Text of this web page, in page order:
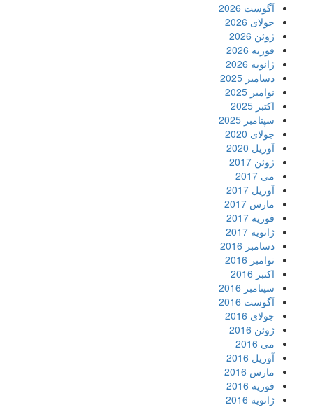
آگوست 2026
جولای 2026
ژوئن 2026
فوریه 2026
ژانویه 2026
دسامبر 2025
نوامبر 2025
اکتبر 2025
سپتامبر 2025
جولای 2020
آوریل 2020
ژوئن 2017
می 2017
آوریل 2017
مارس 2017
فوریه 2017
ژانویه 2017
دسامبر 2016
نوامبر 2016
اکتبر 2016
سپتامبر 2016
آگوست 2016
جولای 2016
ژوئن 2016
می 2016
آوریل 2016
مارس 2016
فوریه 2016
ژانویه 2016